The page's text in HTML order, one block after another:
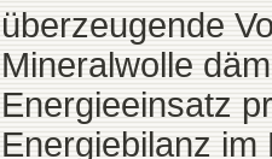
überzeugende
Mineralwolle
Energieeinsatz
Energiebilanz